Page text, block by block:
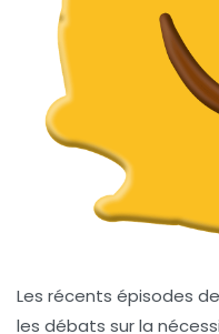
Les récents épisodes de
les débats sur la